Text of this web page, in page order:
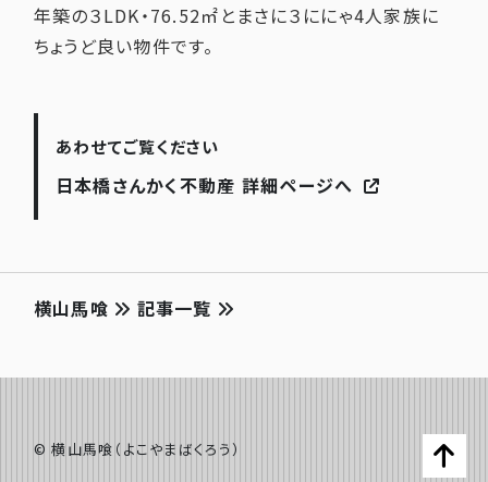
年築の３LDK・76.52㎡とまさに３ににゃ4人家族に
ちょうど良い物件です。
あわせてご覧ください
日本橋さんかく不動産 詳細ページへ
横山馬喰 記事一覧
©️ 横山馬喰（よこやまばくろう）